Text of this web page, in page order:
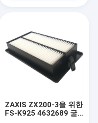
ZAXIS ZX200-3을 위한
FS-K925 4632689 굴